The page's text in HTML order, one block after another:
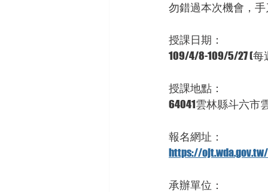
勿錯過本次機會，
授課日期：
109/4/8-109/5/27 (每
授課地點：
64041雲林縣斗六市
報名網址：
https://ojt.wda.gov.tw/
承辦單位：